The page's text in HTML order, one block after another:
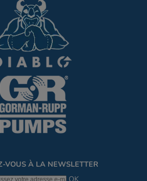
VOUS À LA NEWSLETTER
OK